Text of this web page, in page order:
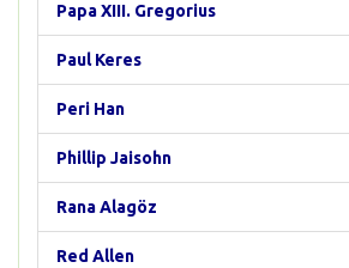
Papa XIII. Gregorius
Paul Keres
Peri Han
Phillip Jaisohn
Rana Alagöz
Red Allen